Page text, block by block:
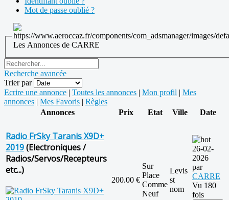
Mot de passe oublié ?
Les Annonces de CARRE
Recherche avancée
Trier par
Ecrire une annonce
Toutes les annonces Mon profil
Mes
annonces
Mes Favoris
Règles
Annonces
Prix Etat Ville Date
Radio FrSky Taranis X9D+
2019(Electroniques /
Radios/Servos/Recepteurs
etc...)
200.00 €
Sur
Place
Comme
Neuf
Levis
st
nom
26-02-
2026
par
CARRE
Vu 180
fois